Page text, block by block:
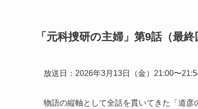
「元科捜研の主婦」第9話（最
放送日：2026年3月13日（金）21:00〜
物語の縦軸として全話を貫いてきた「道